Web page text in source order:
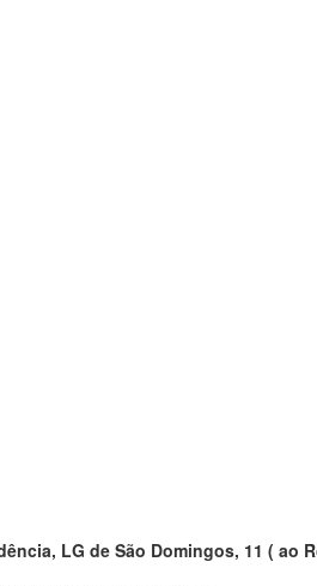
LG de São Domingos, 11 ( ao